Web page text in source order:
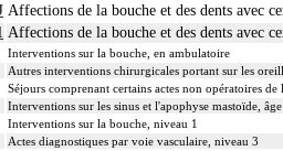
Affections de la bouche et des dents avec
Affections de la bouche et des dents avec
Interventions sur la bouche, en ambulatoire
Autres interventions chirurgicales portant sur les
Séjours comprenant certains actes non opératoires
Interventions sur les sinus et l'apophyse mastoïde,
Interventions sur la bouche, niveau 1
Actes diagnostiques par voie vasculaire, niveau 3